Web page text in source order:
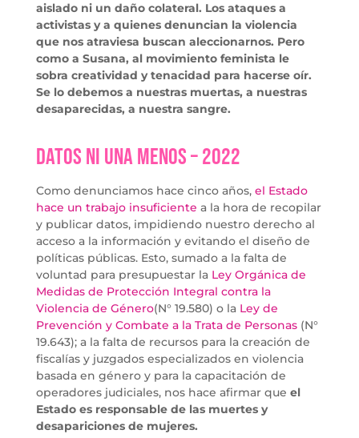
aislado ni un daño colateral. Los ataques a
activistas y a quienes denuncian la violencia
que nos atraviesa buscan aleccionarnos. Pero
como a Susana, al movimiento feminista le
sobra creatividad y tenacidad para hacerse oír.
Se lo debemos a nuestras muertas, a nuestras
desaparecidas, a nuestra sangre.
DATOS Ni Una Menos – 2022
Como denunciamos hace cinco años, el Estado
hace un trabajo insuficiente a la hora de recopilar
y publicar datos, impidiendo nuestro derecho al
acceso a la información y evitando el diseño de
políticas públicas. Esto, sumado a la falta de
voluntad para presupuestar la Ley Orgánica de
Medidas de Protección Integral contra la
Violencia de Género(N° 19.580) o la Ley de
Prevención y Combate a la Trata de Personas(N°
19.643); a la falta de recursos para la creación de
fiscalías y juzgados especializados en violencia
basada en género y para la capacitación de
operadores judiciales, nos hace afirmar que el
Estado es responsable de las muertes y
desapariciones de mujeres.